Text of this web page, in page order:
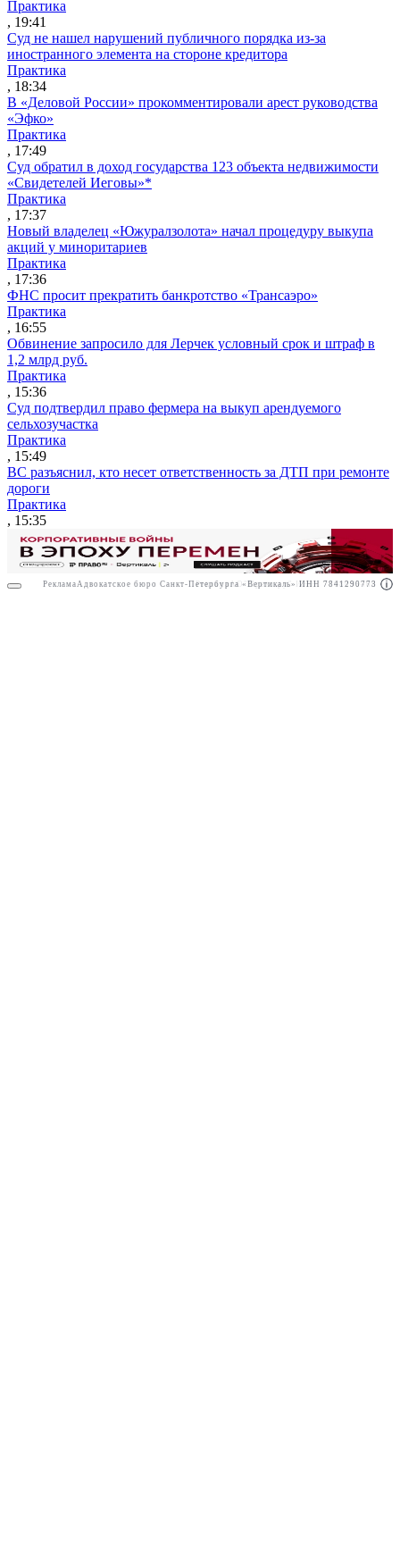
Реклама АО"Право.ру" ИНН: 7708095468
Практика
, 19:41
Суд не нашел нарушений публичного порядка из-за
иностранного элемента на стороне кредитора
Практика
, 18:34
В «Деловой России» прокомментировали арест руководства
«Эфко»
Практика
, 17:49
Суд обратил в доход государства 123 объекта недвижимости
«Свидетелей Иеговы»*
Практика
, 17:37
Новый владелец «Южуралзолота» начал процедуру выкупа
акций у миноритариев
Практика
, 17:36
ФНС просит прекратить банкротство «Трансаэро»
Практика
, 16:55
Обвинение запросило для Лерчек условный срок и штраф в
1,2 млрд руб.
Практика
, 15:36
Суд подтвердил право фермера на выкуп арендуемого
сельхозучастка
Практика
, 15:49
ВС разъяснил, кто несет ответственность за ДТП при ремонте
дороги
Практика
, 15:35
Реклама Адвокатское бюро Санкт-Петербурга «Вертикаль» ИНН 7841290773